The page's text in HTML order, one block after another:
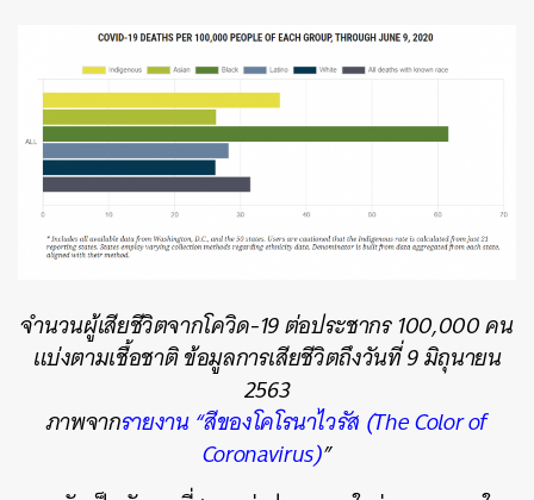
จำนวนผู้เสียชีวิตจากโควิด-19 ต่อประชากร 100,000 คน
แบ่งตามเชื้อชาติ ข้อมูลการเสียชีวิตถึงวันที่ 9 มิถุนายน
2563
ภาพจากรายงาน “สีของโคโรนาไวรัส (The Color of
Coronavirus)”